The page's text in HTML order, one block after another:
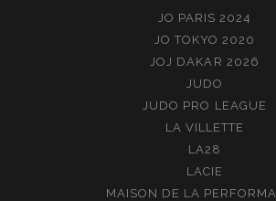
JO PARIS 2024
JO TOKYO 2020
JOJ DAKAR 2026
JUDO
JUDO PRO LEAGUE
LA VILLETTE
LA28
LACIE
MAISON DE LA